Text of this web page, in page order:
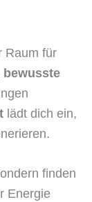
Raum für
bewusste
lädt dich ein,
finden
Energie